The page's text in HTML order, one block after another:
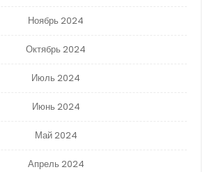
Ноябрь 2024
Октябрь 2024
Июль 2024
Июнь 2024
Май 2024
Апрель 2024